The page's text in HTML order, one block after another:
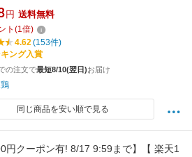
リット穴しゃもじ付き LES3201 ◆宅
ジ発送】
円 送料無料
ト (1倍)
4.62(153件)
ング入賞
の注文で最短8/10(翌日)お届け
同じ商品を安い順で見る
円クーポン有! 8/17 9:59まで】【 楽天1